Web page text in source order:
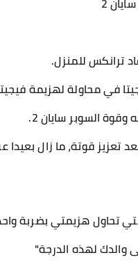
ترانكس للمنزل.
في محاولة لهزيمة
السوبر سايان 2.
تعزيز قوتة، ما زال
تحاول هزيمتي بضربة
والدك لهذه الدرجة"